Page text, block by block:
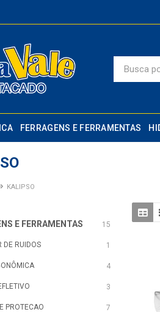
FERRAGENS E FERRAMENTAS
KALIPSO
E FERRAMENTAS 15
DE RUIDOS 1
4
3
PROTECAO 7